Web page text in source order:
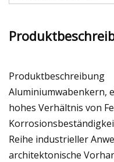
Produktbeschreibung
Aluminiumwabenkern,
hohes Verhältnis von
Reihe industrieller
architektonische